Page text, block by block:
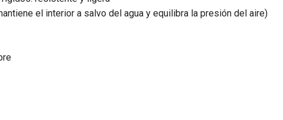
el interior a salvo del agua y equilibra la presión del aire)